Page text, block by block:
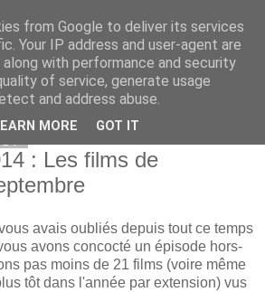
: Les films de
avais oubliés depuis tout ce temps
avons concocté un épisode hors-
pas moins de 21 films (voire même
tôt dans l'année par extension) vus
from Google to deliver its services
Your IP address and user-agent are
with performance and security
of service, generate usage
and address abuse.
MORE GOT IT